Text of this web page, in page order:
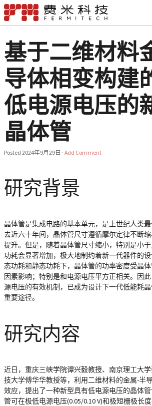
基于二维材料
导体相变构建
低电源电压的
晶体管
Posted 2024年9月29日 · Add Comment
研究背景
晶体管是集成电路的基本单元，是上世纪人类
去近六十年间，晶体管尺寸遵循摩尔定律不断
提升。但是，随着晶体管尺寸缩小，特别是小
功耗会显著增加，极大地制约着新一代器件的
态功耗和静态功耗下，晶体管的功率密度受晶
因素影响；特别是和电源电压平方正相关。因
源电压的有效机制，已成为设计下一代低能耗
重要途径。
研究内容
近日，重庆三峡学院谭兴毅教授、南京理工大
技大学傅华华教授等，利用二维材料的金属-半
效应，提出了一种新型具有低电源电压的晶体
管可在极低电源电压(0.05/0.10 V)和极短栅极长